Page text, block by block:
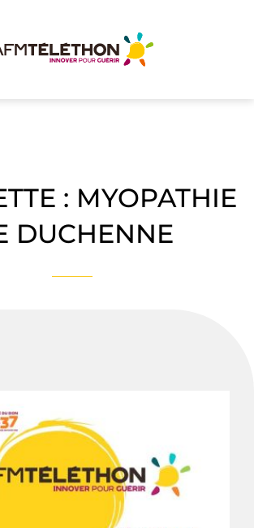
: MYOPATHIE
DUCHENNE